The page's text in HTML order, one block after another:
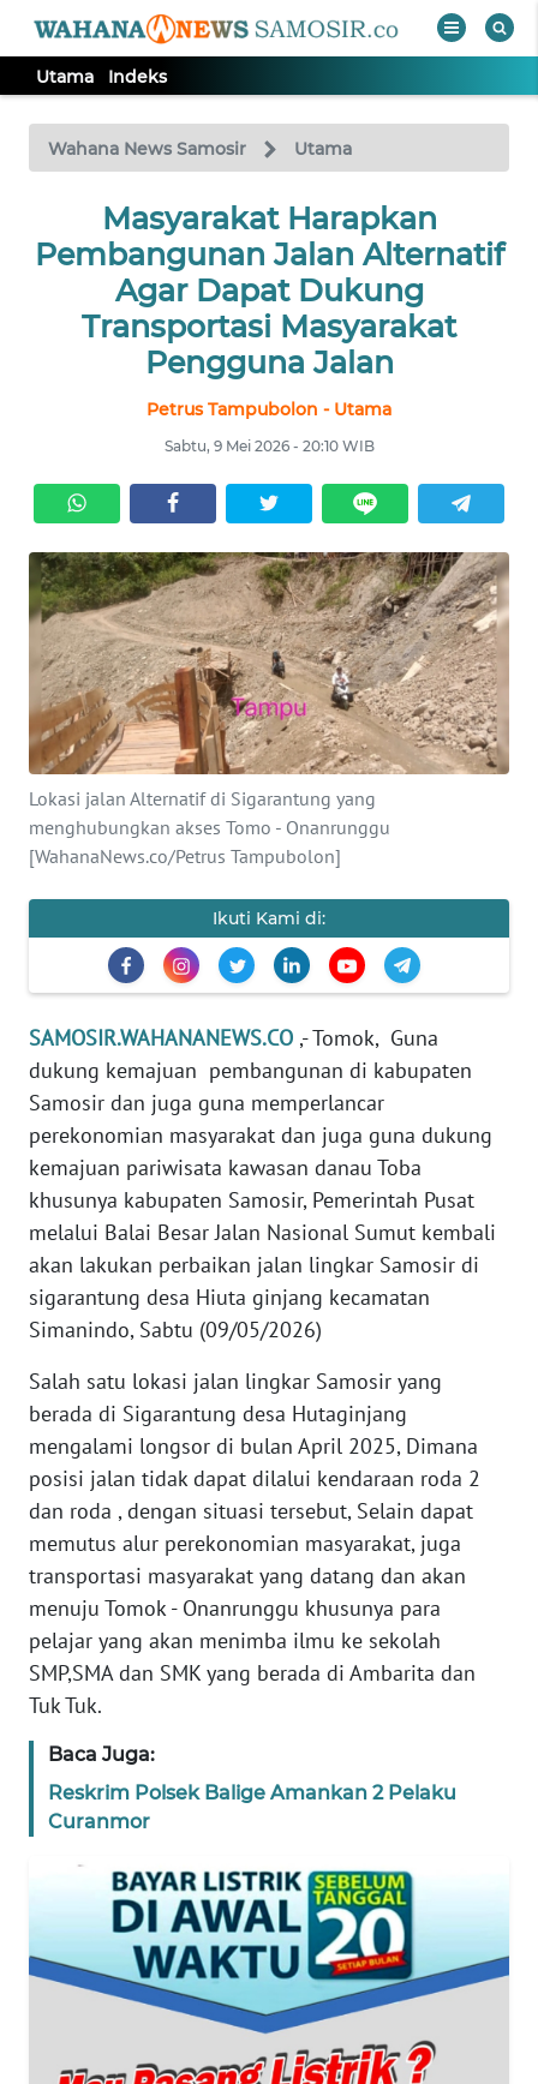
Utama Indeks
Wahana News Samosir Utama
Masyarakat Harapkan
Pembangunan Jalan Alternatif
Agar Dapat Dukung
Transportasi Masyarakat
Pengguna Jalan
Petrus Tampubolon - Utama
Sabtu, 9 Mei 2026 - 20:10 WIB
Lokasi jalan Alternatif di Sigarantung yang
menghubungkan akses Tomo - Onanrunggu
[WahanaNews.co/Petrus Tampubolon]
Ikuti Kami di:
SAMOSIR.WAHANANEWS.CO ,- Tomok, Guna
dukung kemajuan pembangunan di kabupaten
Samosir dan juga guna memperlancar
perekonomian masyarakat dan juga guna dukung
kemajuan pariwisata kawasan danau Toba
khusunya kabupaten Samosir, Pemerintah Pusat
melalui Balai Besar Jalan Nasional Sumut kembali
akan lakukan perbaikan jalan lingkar Samosir di
sigarantung desa Hiuta ginjang kecamatan
Simanindo, Sabtu (09/05/2026)
Salah satu lokasi jalan lingkar Samosir yang
berada di Sigarantung desa Hutaginjang
mengalami longsor di bulan April 2025, Dimana
posisi jalan tidak dapat dilalui kendaraan roda 2
dan roda , dengan situasi tersebut, Selain dapat
memutus alur perekonomian masyarakat, juga
transportasi masyarakat yang datang dan akan
menuju Tomok - Onanrunggu khusunya para
pelajar yang akan menimba ilmu ke sekolah
SMP,SMA dan SMK yang berada di Ambarita dan
Tuk Tuk.
Baca Juga:
Reskrim Polsek Balige Amankan 2 Pelaku
Curanmor
TV
Tutup
INFO
TENTANG
KAMI
PEDOMAN
MEDIA
SIBER
REDAKSI
KARIR
Wahana
Regional
WN
WN
JAKARTA
WN
JABAR
BANTEN
WN
NTT
WN
WN
PAPUA
WN
PAPUA
BARAT
WN